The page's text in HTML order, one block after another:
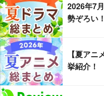
2026年7
勢ぞろい！
【夏ア
挙紹介！